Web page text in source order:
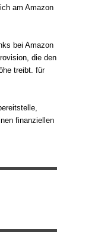
am Amazon
bei Amazon
die den
treibt. für
finanziellen